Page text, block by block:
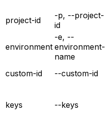
project-id
-p, --project-
id
environment
-e, --
environment-
name
custom-id --custom-id
keys --keys